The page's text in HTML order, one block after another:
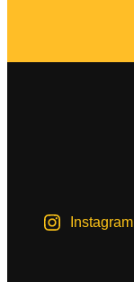
Instagram